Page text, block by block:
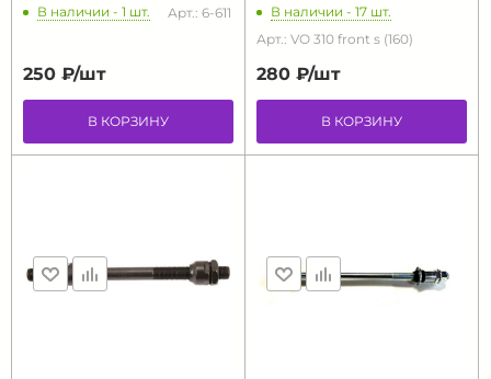
В наличии - 1 шт. Арт.: 6-611
250 ₽/шт
В КОРЗИНУ
В наличии - 17 шт.
Арт.: VO 310 front s (160)
280 ₽/шт
В КОРЗИНУ